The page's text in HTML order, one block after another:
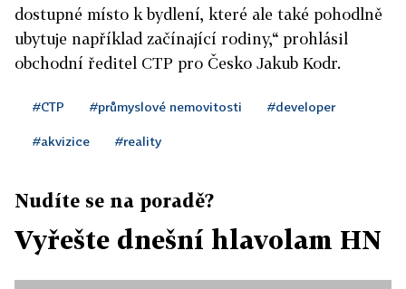
dostupné místo k bydlení, které ale také pohodlně
ubytuje například začínající rodiny,“ prohlásil
obchodní ředitel CTP pro Česko Jakub Kodr.
#CTP #průmyslové nemovitosti #developer
#akvizice #reality
Nudíte se na poradě?
Vyřešte dnešní hlavolam HN